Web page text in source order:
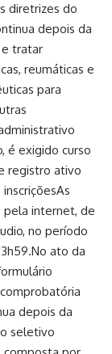
diretrizes do
depois da
e tratar
reumáticas e
para
é exigido curso
registro ativo
pela internet, de
no período
ato da
depois da
seletivo